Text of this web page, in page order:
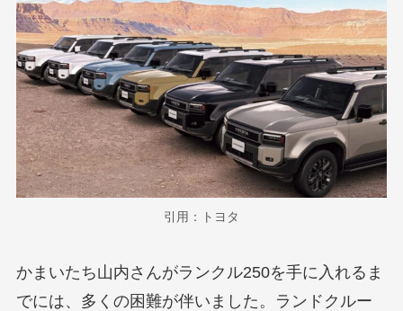
引用：トヨタ
かまいたち山内さんがランクル250を手に入れるま
でには、多くの困難が伴いました。ランドクルー